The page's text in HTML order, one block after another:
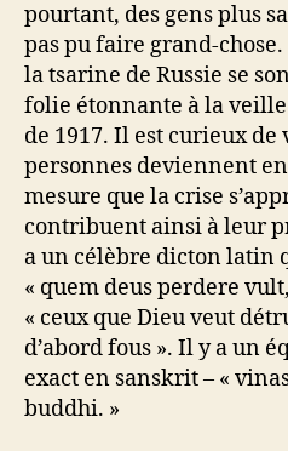
pourtant, des gens plus
pas pu faire grand-
la tsarine de Russie se
folie étonnante à la
de 1917. Il est curieux
personnes deviennent
mesure que la crise
contribuent ainsi à leur
a un célèbre dicton latin
« quem deus perdere
« ceux que Dieu veut
d’abord fous ». Il y a un
exact en sanskrit – «
buddhi. »